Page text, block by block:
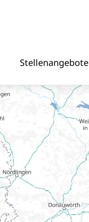
Stellenangebote